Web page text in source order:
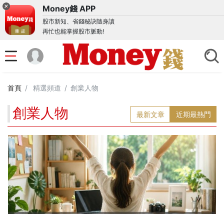
Money錢 APP
股市新知、省錢秘訣隨身讀
再忙也能掌握股市脈動!
首頁 精選頻道 創業人物
創業人物 最新文章 近期最熱門